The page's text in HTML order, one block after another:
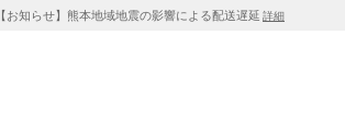
【お知らせ】熊本地域地震の影響による配送遅延 詳細